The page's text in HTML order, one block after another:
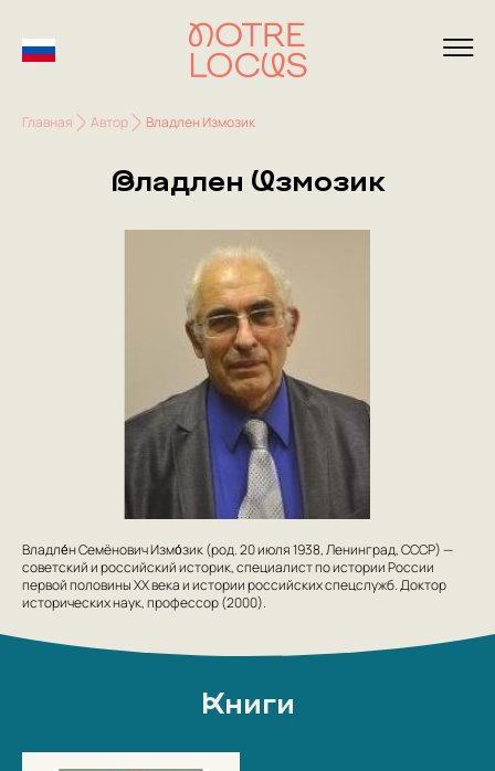
Главная Автор Владлен Измозик
Владлен Измозик
Владле́н Семёнович Измо́зик (род. 20 июля 1938, Ленинград, СССР) —
советский и российский историк, специалист по истории России
первой половины XX века и истории российских спецслужб. Доктор
исторических наук, профессор (2000).
Книги